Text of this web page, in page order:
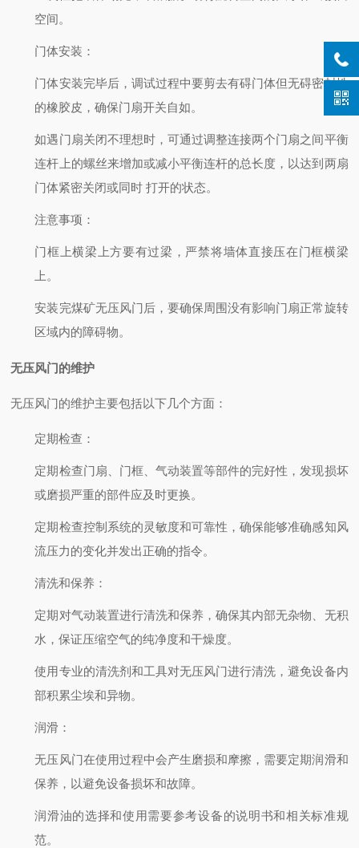
空间。
门体安装 ：
门体安装完毕后，调试过程中要剪去有碍门体但无碍密封性
的橡胶皮，确保门扇开关自如。
如遇门扇关闭不理想时，可通过调整连接两个门扇之间平衡
连杆上的螺丝来增加或减小平衡连杆的总长度，以达到两扇
门体紧密关闭或同时 打开的状态。
注意事项 ：
门框上横梁上方要有过梁，严禁将墙体直接压在门框横梁
上。
安装完煤矿无压风门后，要确保周围没有影响门扇正常旋转
区域内的障碍物。
无压风门的维护
无压风门的维护主要包括以下几个方面：
定期检查 ：
定期检查门扇、门框、气动装置等部件的完好性，发现损坏
或磨损严重的部件应及时更换。
定期检查控制系统的灵敏度和可靠性，确保能够准确感知风
流压力的变化并发出正确的指令。
清洗和保养 ：
定期对气动装置进行清洗和保养，确保其内部无杂物、无积
水，保证压缩空气的纯净度和干燥度。
使用专业的清洗剂和工具对无压风门进行清洗，避免设备内
部积累尘埃和异物。
润滑 ：
无压风门在使用过程中会产生磨损和摩擦，需要定期润滑和
保养，以避免设备损坏和故障。
润滑油的选择和使用需要参考设备的说明书和相关标准规
范。